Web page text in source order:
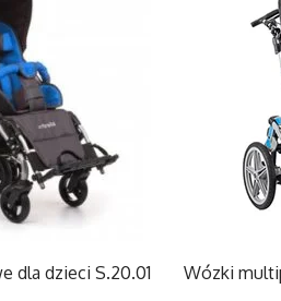
dla dzieci S.20.01 Wózki